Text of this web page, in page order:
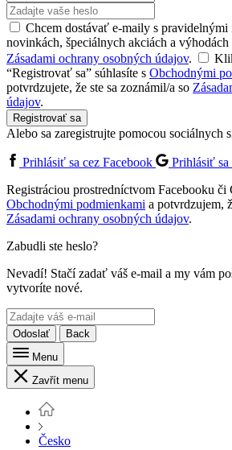
Chcem dostávať e-maily s
novinkách, špeciálnych akciách a
Zásadami ochrany osobných údajov.
“Registrovať sa” súhlasíte s Obchodnými
potvrdzujete, že ste sa zoznámil/a so
údajov.
Registrovať sa
Alebo sa zaregistrujte pomocou sociálnych
Prihlásiť sa cez Facebook
Prihlásiť sa
Registráciou prostredníctvom Facebooku či
Obchodnými podmienkami a potvrdzujem,
Zásadami ochrany osobných údajov.
Zabudli ste heslo?
Nevadí! Stačí zadať váš e-mail a my vám
vytvoríte nové.
Odoslať
Back
Menu
Zavřít menu
Česko